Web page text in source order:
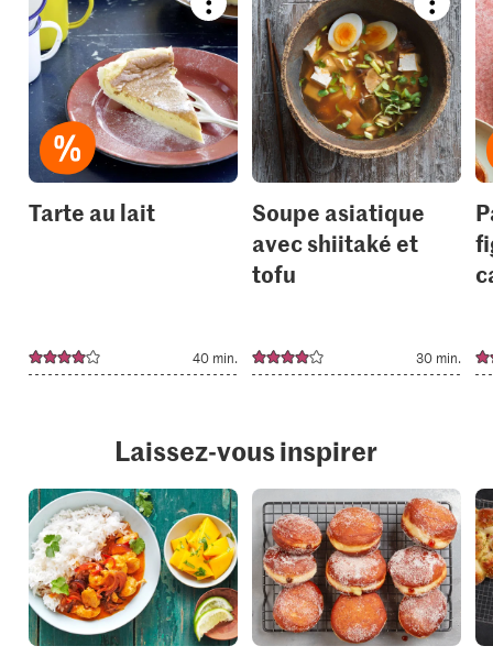
Bookmark
recipe
or
add
it
to
your
collections.
Tarte au lait
40 min.
recipe
or
add
to
your
Soupe asiatique
avec shiitaké et
tofu
30 min.
Laissez-vous inspirer